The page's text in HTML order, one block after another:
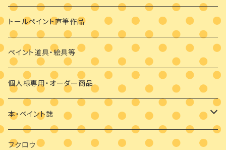
その他
ビギナーさま向け
干支の羽子板
クリスマス
ウッドバーニング
素材のみ
その他
手描き絵付けマスク
手作り布マスク
マスクブローチ
トールペイント直筆作品
ペイント道具・絵具等
個人様専用・オーダー商品
本・ペイント誌
日めくりカレンダーオハナとイロとフクロウと
フクロウ